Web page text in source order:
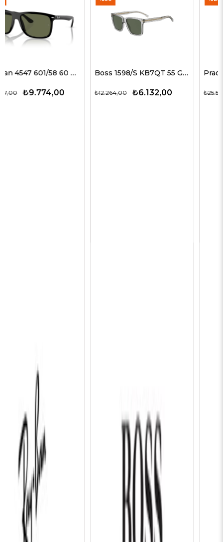
Boss 1598/S KB7QT 55 G Erkek Güneş Gözlükleri
₺6.132,00
₺12.264,00
Prada A17S 16K731 54 G Erkek Güneş Gözlükleri
₺19.178,00
₺25.570,00